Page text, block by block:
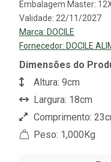
Embalagem Master:
Validade: 22/11/2027
Marca: DOCILE
Fornecedor: DOCILE
Dimensões do
Altura: 9cm
Largura: 18cm
Comprimento:
Peso: 1,000Kg